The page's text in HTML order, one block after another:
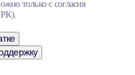
только с согласия